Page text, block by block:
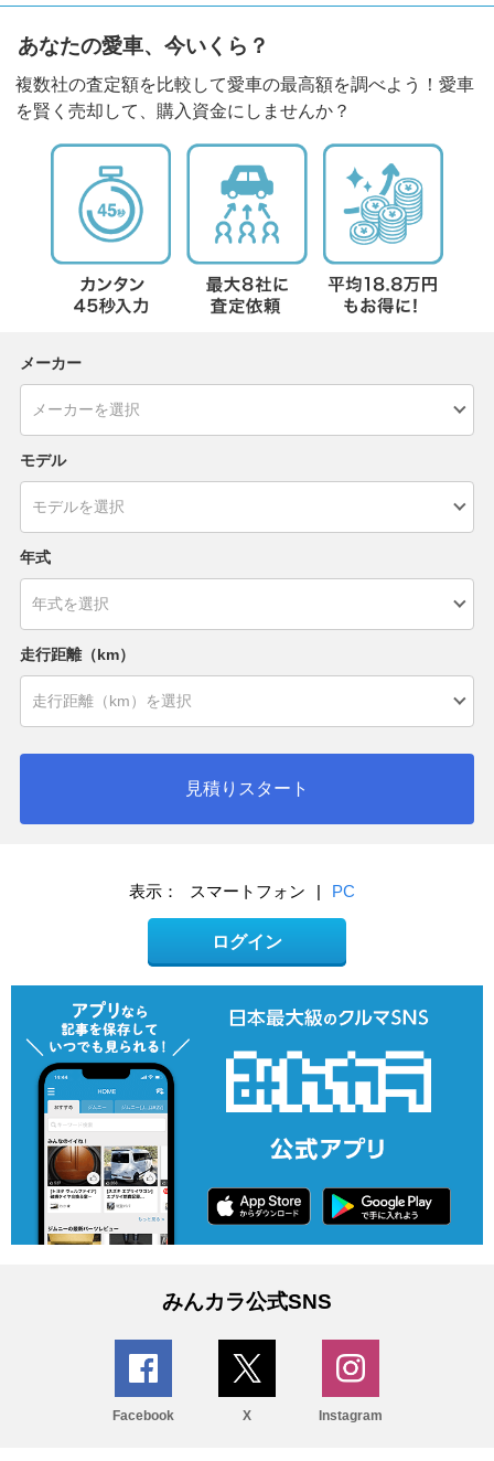
あなたの愛車、今いくら？
複数社の査定額を比較して愛車の最高額を調べよう！愛車
を賢く売却して、購入資金にしませんか？
メーカー
モデル
年式
走行距離（km）
見積りスタート
表示： スマートフォン | PC
ログイン
みんカラ公式SNS
Facebook X Instagram